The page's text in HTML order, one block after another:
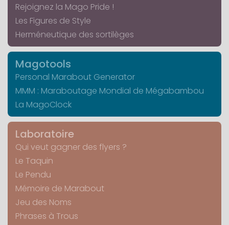
Rejoignez la Mago Pride !
Les Figures de Style
Herméneutique des sortilèges
Magotools
Personal Marabout Generator
MMM : Maraboutage Mondial de Mégabambou
La MagoClock
Laboratoire
Qui veut gagner des flyers ?
Le Taquin
Le Pendu
Mémoire de Marabout
Jeu des Noms
Phrases à Trous